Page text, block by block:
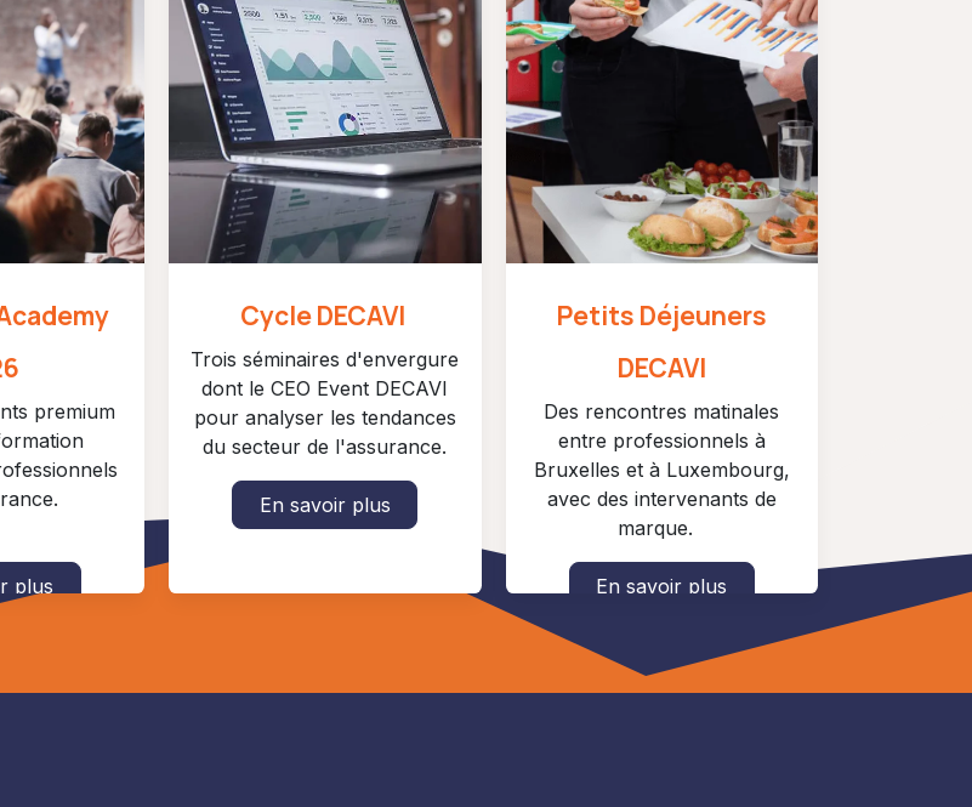
premium
plus
Cycle DECAVI
Trois séminaires d'envergure
dont le CEO Event DECAVI
pour analyser les tendances
du secteur de l'assurance.
En savoir plus
Petits Déjeuners
DECAVI
Des rencontres matinales
entre professionnels à
Bruxelles et à Luxembourg,
avec des intervenants de
marque.
En savoir plus